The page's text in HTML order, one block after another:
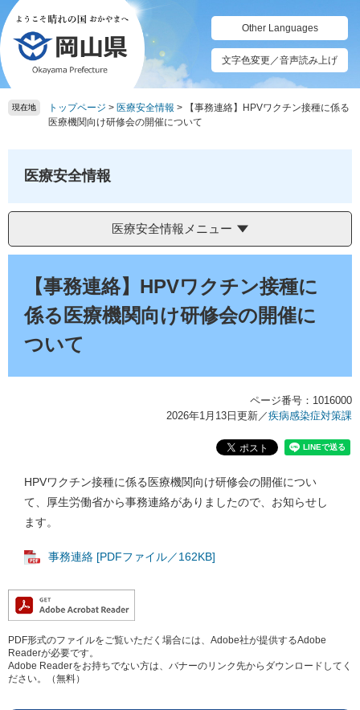
ペ
ー
ジ
の
先
頭
メ
ニ
ュ
ー
を
飛
Other Languages
文字色変更／音声読み上げ
現在地 トップページ > 医療安全情報 >
【事務連絡】HPVワクチン接種に係る
医療機関向け研修会の開催について
医療安全情報
医療安全情報メニュー
【事務連絡】HPVワクチン接種に
係る医療機関向け研修会の開催に
ついて
ページ番号：1016000
2026年1月13日更新／疾病感染症対策課
HPVワクチン接種に係る医療機関向け研修会の開催につい
て、厚生労働省から事務連絡がありましたので、お知らせし
ます。
事務連絡 [PDFファイル／162KB]
PDF形式のファイルをご覧いただく場合には、Adobe社が提供するAdobe
Readerが必要です。
Adobe Readerをお持ちでない方は、バナーのリンク先からダウンロードしてく
ださい。（無料）